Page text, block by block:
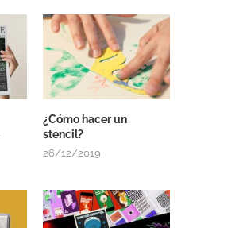
¿Cómo hacer un
stencil?
26/12/2019